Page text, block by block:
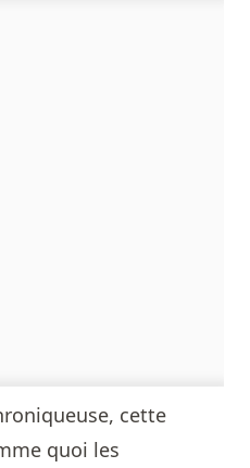
cette
quoi les